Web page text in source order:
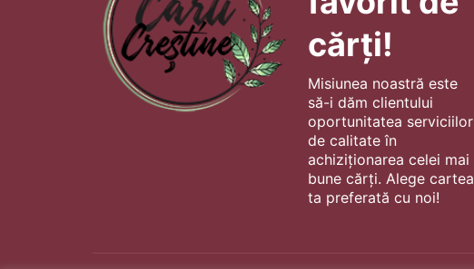
cărți!
Misiunea noastră este
să-i dăm clientului
oportunitatea serviciilor
de calitate în
achiziționarea celei mai
bune cărți. Alege cartea
ta preferată cu noi!